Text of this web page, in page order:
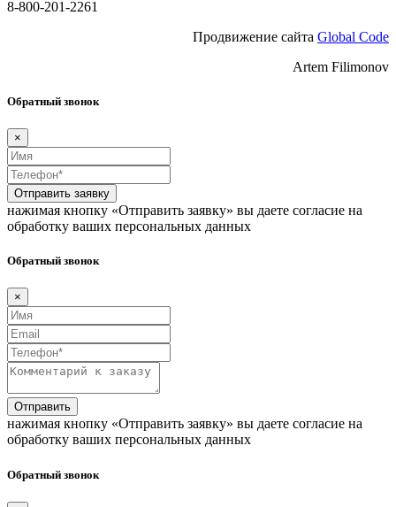
8-800-201-2261
Продвижение сайта Global Code
Artem Filimonov
Обратный звонок
×
Отправить заявку
нажимая кнопку «Отправить заявку» вы даете согласие на
обработку ваших персональных данных
Обратный звонок
×
Отправить
нажимая кнопку «Отправить заявку» вы даете согласие на
обработку ваших персональных данных
Обратный звонок